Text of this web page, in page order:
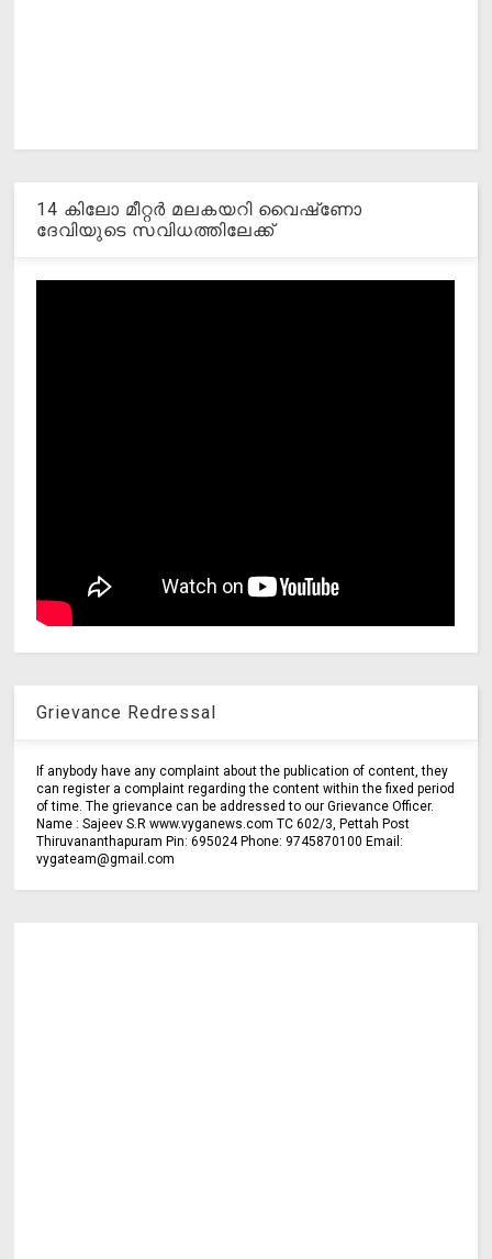
14 കിലോ മീറ്റര്‍ മലകയറി വൈഷ്‌ണോ
ദേവിയുടെ സവിധത്തിലേക്ക്
Grievance Redressal
If anybody have any complaint about the publication of content, they
can register a complaint regarding the content within the fixed period
of time. The grievance can be addressed to our Grievance Officer.
Name : Sajeev S.R www.vyganews.com TC 602/3, Pettah Post
Thiruvananthapuram Pin: 695024 Phone: 9745870100 Email:
vygateam@gmail.com